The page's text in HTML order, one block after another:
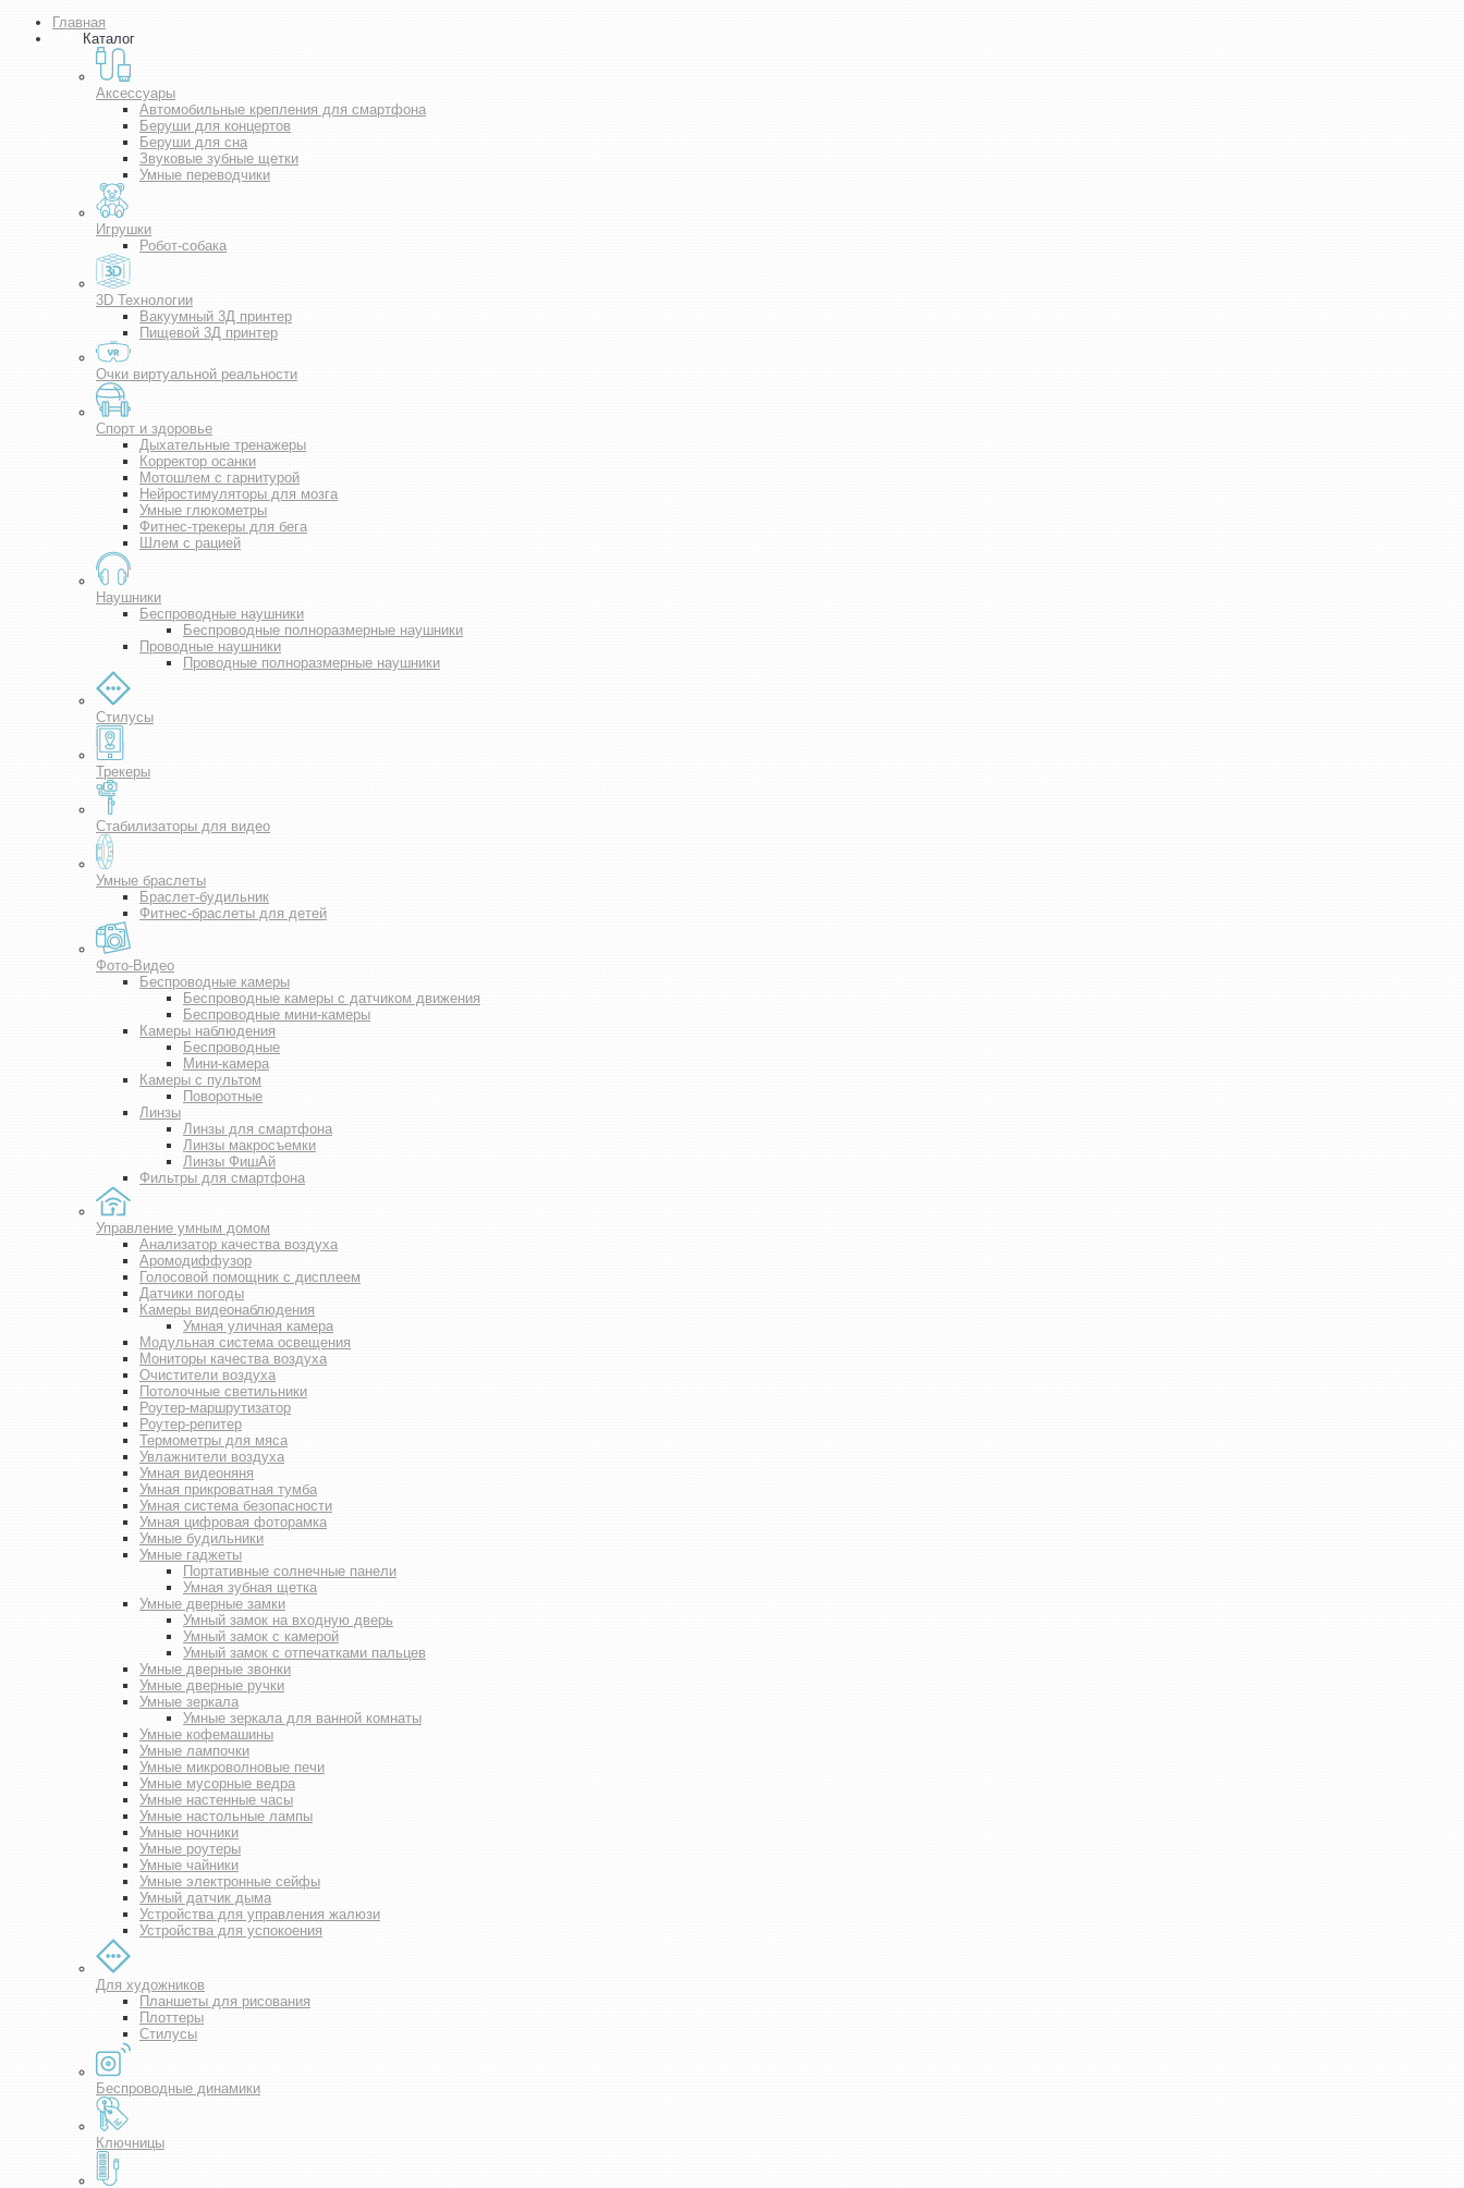
Главная
Каталог
Аксессуары
Автомобильные крепления для смартфона
Беруши для концертов
Беруши для сна
Звуковые зубные щетки
Умные переводчики
Игрушки
Робот-собака
3D Технологии
Вакуумный 3Д принтер
Пищевой 3Д принтер
Очки виртуальной реальности
Спорт и здоровье
Дыхательные тренажеры
Корректор осанки
Мотошлем с гарнитурой
Нейростимуляторы для мозга
Умные глюкометры
Фитнес-трекеры для бега
Шлем с рацией
Наушники
Беспроводные наушники
Беспроводные полноразмерные наушники
Проводные наушники
Проводные полноразмерные наушники
Стилусы
Трекеры
Стабилизаторы для видео
Умные браслеты
Браслет-будильник
Фитнес-браслеты для детей
Фото-Видео
Беспроводные камеры
Беспроводные камеры с датчиком движения
Беспроводные мини-камеры
Камеры наблюдения
Беспроводные
Мини-камера
Камеры с пультом
Поворотные
Линзы
Линзы для смартфона
Линзы макросъемки
Линзы ФишАй
Фильтры для смартфона
Управление умным домом
Анализатор качества воздуха
Аромодиффузор
Голосовой помощник с дисплеем
Датчики погоды
Камеры видеонаблюдения
Умная уличная камера
Модульная система освещения
Мониторы качества воздуха
Очистители воздуха
Потолочные светильники
Роутер-маршрутизатор
Роутер-репитер
Термометры для мяса
Увлажнители воздуха
Умная видеоняня
Умная прикроватная тумба
Умная система безопасности
Умная цифровая фоторамка
Умные будильники
Умные гаджеты
Портативные солнечные панели
Умная зубная щетка
Умные дверные замки
Умный замок на входную дверь
Умный замок с камерой
Умный замок с отпечатками пальцев
Умные дверные звонки
Умные дверные ручки
Умные зеркала
Умные зеркала для ванной комнаты
Умные кофемашины
Умные лампочки
Умные микроволновые печи
Умные мусорные ведра
Умные настенные часы
Умные настольные лампы
Умные ночники
Умные роутеры
Умные чайники
Умные электронные сейфы
Умный датчик дыма
Устройства для управления жалюзи
Устройства для успокоения
Для художников
Планшеты для рисования
Плоттеры
Стилусы
Беспроводные динамики
Ключницы